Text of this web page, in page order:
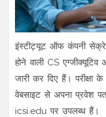
इंस्टीट्यूट ऑफ कंपनी
होने वाली CS
जारी कर दिए हैं। परीक्षा
वेबसाइट से अपना प्रवेश
icsi.edu पर उपलब्ध हैं।